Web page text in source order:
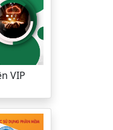
VIP